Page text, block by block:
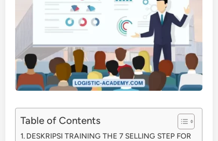
Table of Contents
DESKRIPSI TRAINING THE 7 SELLING STEP FOR